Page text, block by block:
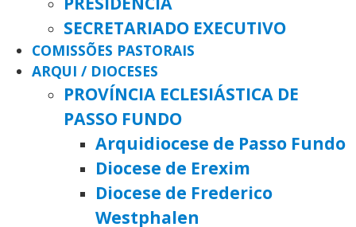
SECRETARIADO EXECUTIVO
COMISSÕES PASTORAIS
ARQUI / DIOCESES
PROVÍNCIA ECLESIÁSTICA DE
PASSO FUNDO
Arquidiocese de Passo Fundo
Diocese de Erexim
Diocese de Frederico
Westphalen